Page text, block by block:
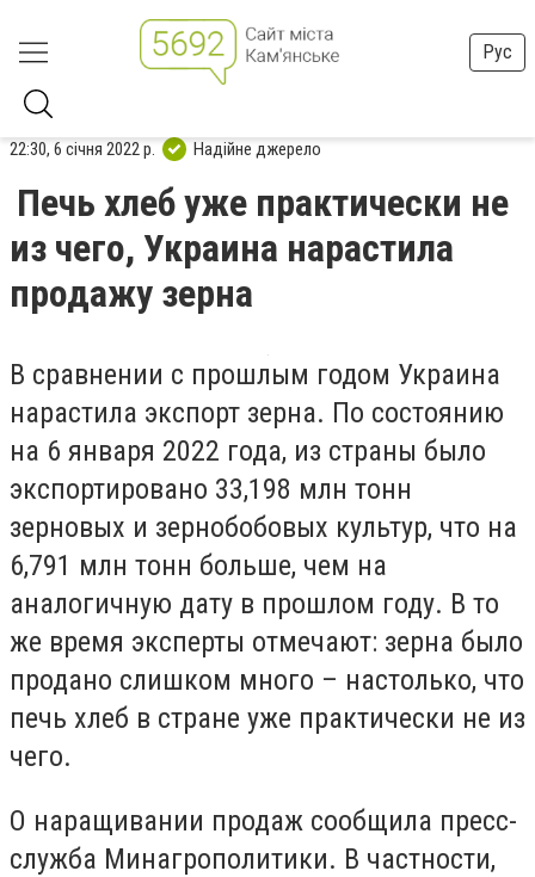
Рус
22:30, 6 січня 2022 р. Надійне джерело
Печь хлеб уже практически не
из чего, Украина нарастила
продажу зерна
В сравнении с прошлым годом Украина
нарастила экспорт зерна. По состоянию
на 6 января 2022 года, из страны было
экспортировано 33,198 млн тонн
зерновых и зернобобовых культур, что на
6,791 млн тонн больше, чем на
аналогичную дату в прошлом году. В то
же время эксперты отмечают: зерна было
продано слишком много – настолько, что
печь хлеб в стране уже практически не из
чего.
О наращивании продаж сообщила пресс-
служба Минагрополитики. В частности,